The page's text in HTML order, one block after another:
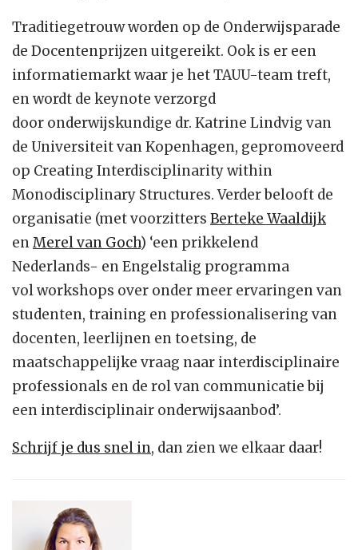
Traditiegetrouw worden op de Onderwijsparade
de Docentenprijzen uitgereikt. Ook is er een
informatiemarkt waar je het TAUU-team treft,
en wordt de keynote verzorgd
door onderwijskundige dr. Katrine Lindvig van
de Universiteit van Kopenhagen, gepromoveerd
op Creating Interdisciplinarity within
Monodisciplinary Structures. Verder belooft de
organisatie (met voorzitters Berteke Waaldijk
enMerel van Goch) ‘een prikkelend
Nederlands- en Engelstalig programma
vol workshops over onder meer ervaringen van
studenten, training en professionalisering van
docenten, leerlijnen en toetsing, de
maatschappelijke vraag naar interdisciplinaire
professionals en de rol van communicatie bij
een interdisciplinair onderwijsaanbod’.
Schrijf je dus snel in, dan zien we elkaar daar!